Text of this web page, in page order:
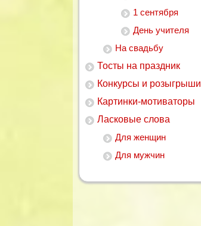
1 сентября
День учителя
На свадьбу
Тосты на праздник
Конкурсы и розыгрыши
Картинки-мотиваторы
Ласковые слова
Для женщин
Для мужчин